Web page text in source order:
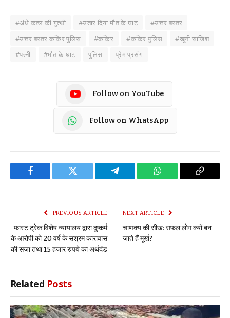
#अंधे कत्ल की गुत्थी #उतार दिया मौत के घाट
#उत्तर बस्तर
#उत्तर बस्तर कांकेर पुलिस
#कांकेर #कांकेर पुलिस
#खूनी साजिश
#पत्नी
#मौत के घाट पुलिस प्रेम प्रसंग
Follow on YouTube
Follow on WhatsApp
Facebook Twitter Telegram WhatsApp Copy
PREVIOUS ARTICLE
फास्ट ट्रेक विशेष न्यायालय द्वारा दुष्कर्म
के आरोपी को 20 वर्ष के सश्रम कारावास
की सजा तथा 15 हजार रुपये का अर्थदंड
NEXT ARTICLE
चाणक्य की सीख: सफल लोग क्यों बन
जाते हैं मूर्ख?
Related Posts